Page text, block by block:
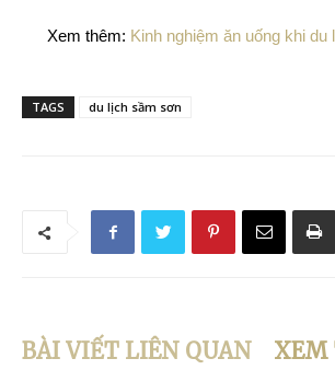
Xem thêm: Kinh nghiệm ăn uống khi
TAGS du lịch sầm sơn
BÀI VIẾT LIÊN QUAN XEM